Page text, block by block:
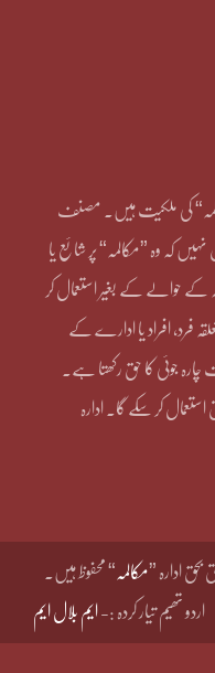
کی ملکیت ہیں۔ مصنف
کہ وہ ”مکالمہ“ پر شائع یا
کے حوالے کے بغیر استعمال کر
فرد، افراد یا ادارے کے
جوئی کا حق رکھتا ہے۔
استعمال کر سکے گا۔ ادارہ
ادارہ ”مکالمہ “ محفوظ ہیں۔
اردو تھیم تیار کردہ :- ایم بلال ایم